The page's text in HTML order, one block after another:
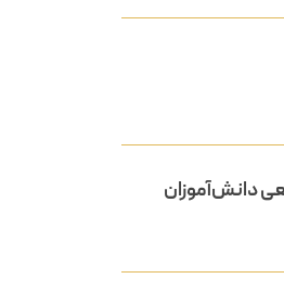
دانش‌آموزان